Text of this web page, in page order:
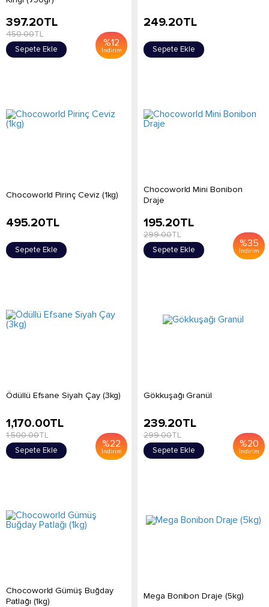
%12
İndirim
397.20TL
450.00TL
Sepete Ekle
249.20TL
Sepete Ekle
Chocoworld Pirinç Ceviz (1kg)
495.20TL
Sepete Ekle
Chocoworld Mini Bonibon
Draje
%35
İndirim
195.20TL
299.00TL
Sepete Ekle
Ödüllü Efsane Siyah Çay (3kg)
%22
İndirim
1,170.00TL
1,500.00TL
Sepete Ekle
Gökkuşağı Granül
%20
İndirim
239.20TL
299.00TL
Sepete Ekle
Chocoworld Gümüş Buğday
Patlağı (1kg)
Mega Bonibon Draje (5kg)